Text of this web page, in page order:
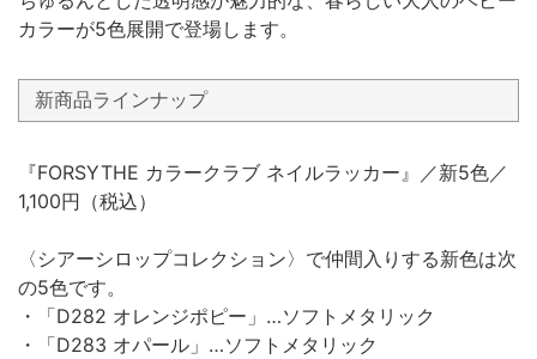
カラーが5色展開で登場します。
新商品ラインナップ
『FORSYTHE カラークラブ ネイルラッカー』／新5色／
1,100円（税込）
〈シアーシロップコレクション〉で仲間入りする新色は次
の5色です。
・「D282 オレンジポピー」…ソフトメタリック
・「D283 オパール」…ソフトメタリック